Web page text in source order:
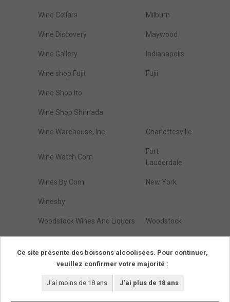
Wine Cellars Milburn
Wine Discovery Maywood
Wine Gallery Indianapolis
Wine shop Fujii Fujii
Wine Shop Ito
Wine Shop Shimada
Wine Warehouse, Inc. Charlottesville
Wine Watch.Com
Fort
Lauderdale
Wines By Com New York
Winesby
Woodstock Wines And Liquors Woodstock
274
Ce site présente des boissons alcoolisées. Pour continuer,
veuillez confirmer votre majorité :
J'ai moins de 18 ans J'ai plus de 18 ans